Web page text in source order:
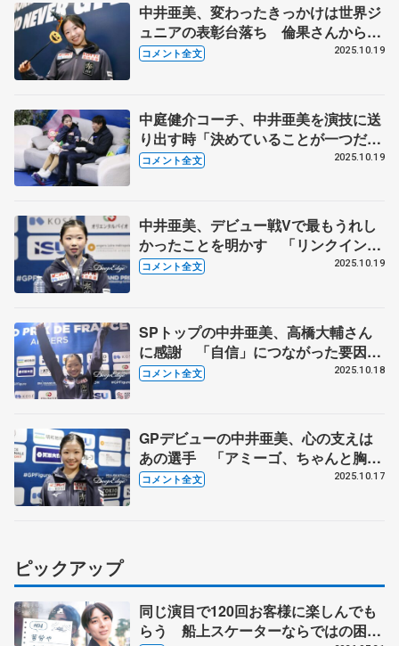
中井亜美、変わったきっかけは世界ジ
ュニアの表彰台落ち 倫果さんからイ
ナバウアーするくらい胸を張りなさい
コメント全文 2025.10.19
中庭健介コーチ、中井亜美を演技に送
り出す時「決めていることが一つだけ
あった」 躍進の要因に2人のスケー
コメント全文 2025.10.19
中井亜美、デビュー戦Vで最もうれし
かったことを明かす 「リンクインし
た時は結構脚が…」 【GPフランス
コメント全文 2025.10.19
SPトップの中井亜美、高橋大輔さん
に感謝 「自信」につながった要因と
は【GPフランス大会・女子SP後】
コメント全文 2025.10.18
GPデビューの中井亜美、心の支えは
あの選手 「アミーゴ、ちゃんと胸張
りなさい」と送り出してくれた同門の
コメント全文 2025.10.17
ピックアップ
同じ演目で120回お客様に楽しんでも
らう 船上スケーターならではの困難